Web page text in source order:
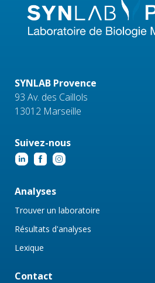
SYNLAB Provence
93 Av. des Caillols
13012 Marseille
Suivez-nous
Analyses
Trouver un laboratoire
Résultats d'analyses
Lexique
Contact